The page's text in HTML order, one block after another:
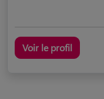
Voir le profil